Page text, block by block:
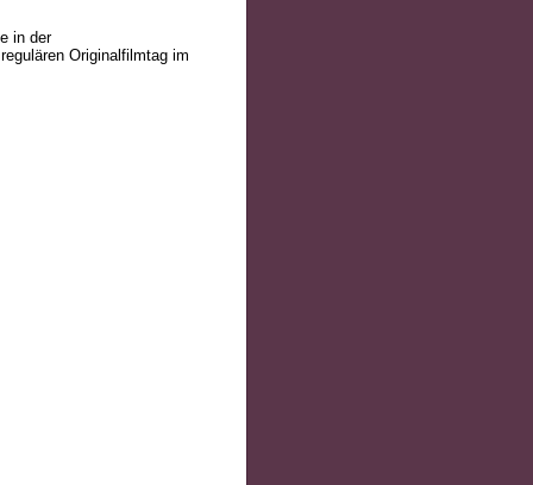
in der
Originalfilmtag im